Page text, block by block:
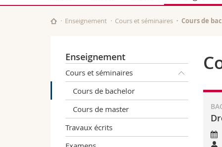
Université
Formation continue
Lettres et
Sciences
Fribourg
Enseignement Cours et séminaires Cours de
Enseignement
Cours et séminaires
Cours de bachelor
Cours de master
Travaux écrits